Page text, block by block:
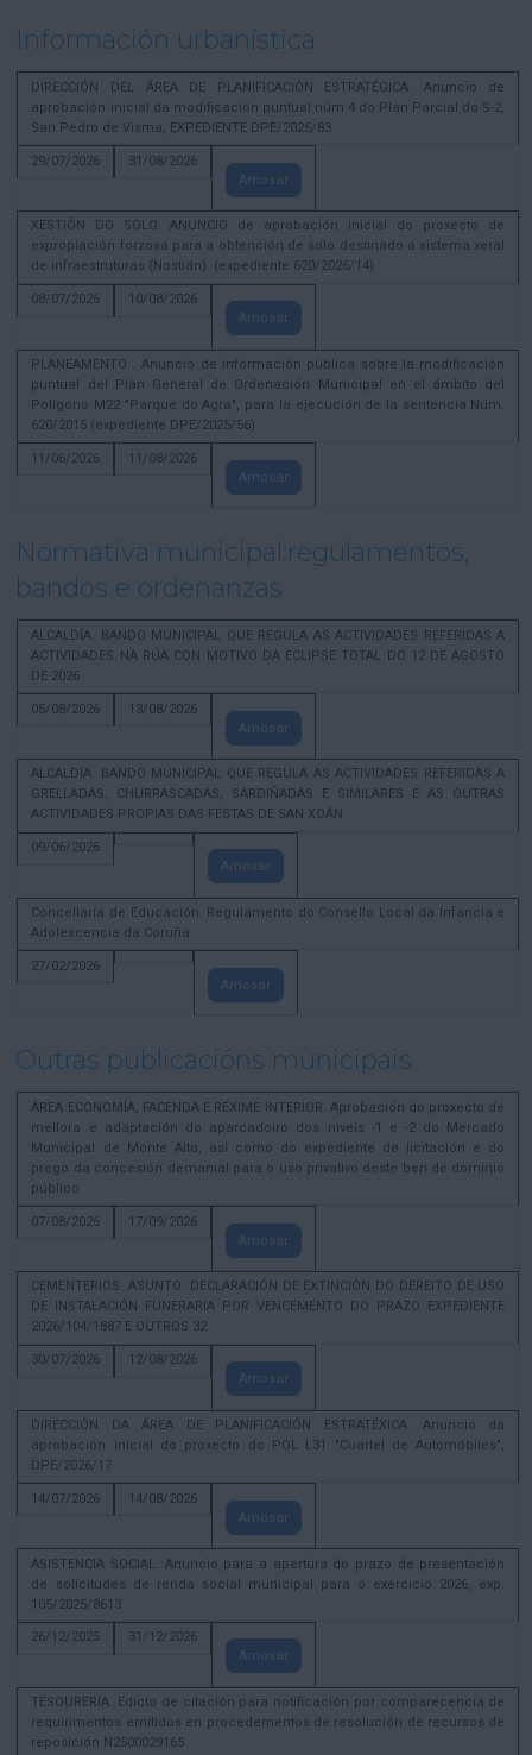
Información urbanística
DIRECCIÓN DEL ÁREA DE PLANIFICACIÓN ESTRATÉGICA. Anuncio de
aprobación inicial da modificación puntual núm 4 do Plan Parcial do S-2,
San Pedro de Visma, EXPEDIENTE DPE/2025/83
29/07/2026
31/08/2026
Amosar
XESTIÓN DO SOLO. ANUNCIO de aprobación inicial do proxecto de
expropiación forzosa para a obtención de solo destinado a sistema xeral
de infraestruturas (Nostián). (expediente 620/2026/14)
08/07/2026
10/08/2026
Amosar
PLANEAMENTO . Anuncio de información pública sobre la modificación
puntual del Plan General de Ordenación Municipal en el ámbito del
Polígono M22 "Parque do Agra", para la ejecución de la sentencia Núm.
620/2015 (expediente DPE/2025/56)
11/06/2026
11/08/2026
Amosar
Normativa municipal:regulamentos,
bandos e ordenanzas
ALCALDÍA. BANDO MUNICIPAL QUE REGULA AS ACTIVIDADES REFERIDAS A
ACTIVIDADES NA RÚA CON MOTIVO DA ECLIPSE TOTAL DO 12 DE AGOSTO
DE 2026
05/08/2026
13/08/2026
Amosar
ALCALDÍA. BANDO MUNICIPAL QUE REGULA AS ACTIVIDADES REFERIDAS A
GRELLADAS, CHURRASCADAS, SARDIÑADAS E SIMILARES E AS OUTRAS
ACTIVIDADES PROPIAS DAS FESTAS DE SAN XOÁN
09/06/2026
Amosar
Concellaría de Educación. Regulamento do Consello Local da Infancia e
Adolescencia da Coruña
27/02/2026
Amosar
Outras publicacións municipais
ÁREA ECONOMÍA, FACENDA E RÉXIME INTERIOR. Aprobación do proxecto de
mellora e adaptación do aparcadoiro dos niveis -1 e -2 do Mercado
Municipal de Monte Alto, así como do expediente de licitación e do
prego da concesión demanial para o uso privativo deste ben de dominio
público
07/08/2026
17/09/2026
Amosar
CEMENTERIOS. ASUNTO: DECLARACIÓN DE EXTINCIÓN DO DEREITO DE USO
DE INSTALACIÓN FUNERARIA POR VENCEMENTO DO PRAZO EXPEDIENTE
2026/104/1887 E OUTROS 32
30/07/2026
12/08/2026
Amosar
DIRECCIÓN DA ÁREA DE PLANIFICACIÓN ESTRATÉXICA. Anuncio da
aprobación inicial do proxecto do POL L31 "Cuartel de Automóbiles",
DPE/2026/17
14/07/2026
14/08/2026
Amosar
ASISTENCIA SOCIAL. Anuncio para a apertura do prazo de presentación
de solicitudes de renda social municipal para o exercicio 2026, exp.
105/2025/8613
26/12/2025
31/12/2026
Amosar
TESOURERÍA. Edicto de citación para notificación por comparecencia de
requirimentos emitidos en procedementos de resolución de recursos de
reposición N2500029165